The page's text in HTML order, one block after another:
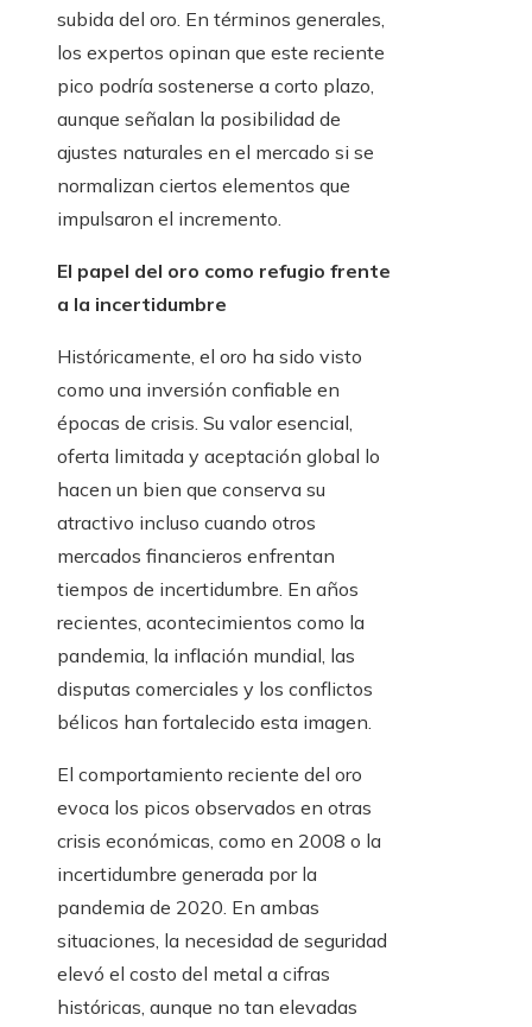
subida del oro. En términos generales,
los expertos opinan que este reciente
pico podría sostenerse a corto plazo,
aunque señalan la posibilidad de
ajustes naturales en el mercado si se
normalizan ciertos elementos que
impulsaron el incremento.
El papel del oro como refugio frente
a la incertidumbre
Históricamente, el oro ha sido visto
como una inversión confiable en
épocas de crisis. Su valor esencial,
oferta limitada y aceptación global lo
hacen un bien que conserva su
atractivo incluso cuando otros
mercados financieros enfrentan
tiempos de incertidumbre. En años
recientes, acontecimientos como la
pandemia, la inflación mundial, las
disputas comerciales y los conflictos
bélicos han fortalecido esta imagen.
El comportamiento reciente del oro
evoca los picos observados en otras
crisis económicas, como en 2008 o la
incertidumbre generada por la
pandemia de 2020. En ambas
situaciones, la necesidad de seguridad
elevó el costo del metal a cifras
históricas, aunque no tan elevadas